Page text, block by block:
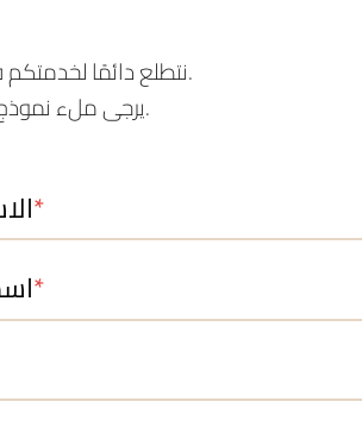
نتطلع دائمًا لخدمتكم في تحديد الفرص الاستثمارية الأنسب لاهتماماتكم واحتياجاتكم.
يرجى ملء نموذج التسجيل أدناه وسيقوم الفريق المختص بالتواصل معكم قريبًا.